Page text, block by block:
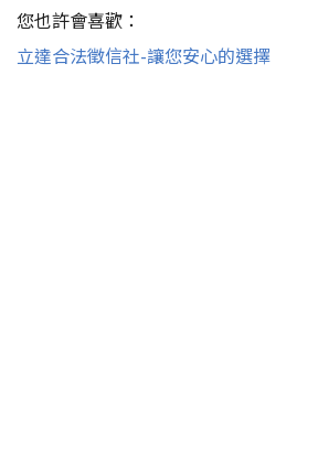
您也許會喜歡：
立達合法徵信社-讓您安心的選擇